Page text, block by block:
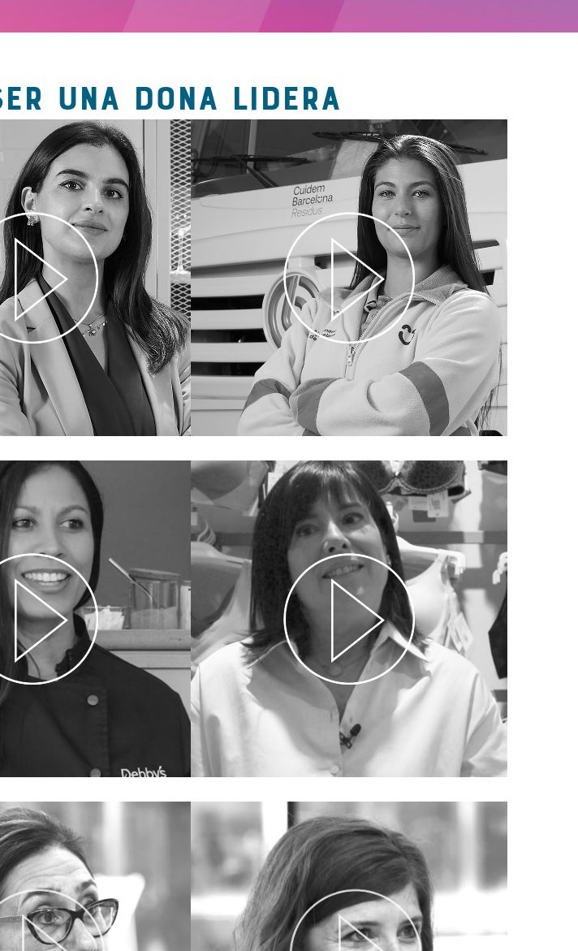
UNA DONA LIDERA